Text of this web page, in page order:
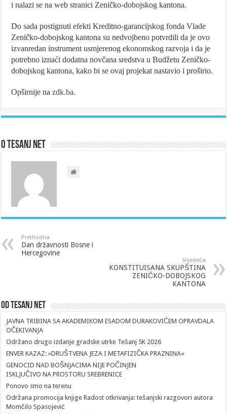
i nalazi se na web stranici Zeničko-dobojskog kantona.
Do sada postignuti efekti Kreditno-garancijskog fonda Vlade
Zeničko-dobojskog kantona su nedvojbeno potvrdili da je ovo
izvanredan instrument usmjerenog ekonomskog razvoja i da je
potrebno iznaći dodatna novčana sredstva u Budžetu Zeničko-
dobojskog kantona, kako bi se ovaj projekat nastavio i proširio.
Opširnije nazdk.ba.
O Tesanj Net
Prethodna
Dan državnosti Bosne i
Hercegovine
Slijedeća
KONSTITUISANA SKUPŠTINA
ZENIČKO-DOBOJSKOG
KANTONA
Od Tesanj Net
JAVNA TRIBINA SA AKADEMIKOM ESADOM DURAKOVIĆEM OPRAVDALA
OČEKIVANJA
Održano drugo izdanje gradske utrke Tešanj 5K 2026
ENVER KAZAZ: »DRUŠTVENA JEZA I METAFIZIČKA PRAZNINA«
GENOCID NAD BOŠNJACIMA NIJE POČINJEN
ISKLJUČIVO NA PROSTORU SREBRENICE
Ponovo smo na terenu
Održana promocija knjige Radost otkrivanja: tešanjski razgovori autora
Momčilo Spasojević